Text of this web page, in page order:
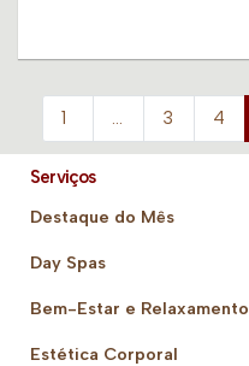
1 … 3 4
Serviços
Destaque do Mês
Day Spas
Bem-Estar e Relaxamento
Estética Corporal